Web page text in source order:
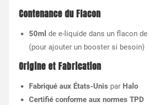
Contenance du Flacon
50ml de e-liquide dans un flacon de
(pour ajouter un booster si besoin)
Origine et Fabrication
Fabriqué aux États-Unis par Halo
Certifié conforme aux normes TPD